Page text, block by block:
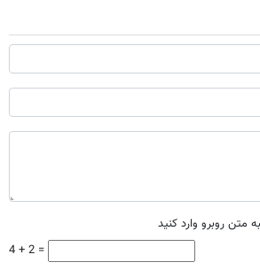
متن روبرو وارد کنید
4 + 2 =